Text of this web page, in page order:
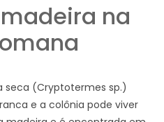
na
seca (Cryptotermes sp.)
e a colônia pode viver